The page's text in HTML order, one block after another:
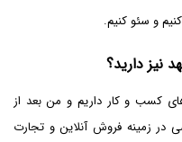
و سئو کنیم.
نیز دارید؟
کسب و کار داریم و من بعد از
زمینه فروش آنلاین و تجارت